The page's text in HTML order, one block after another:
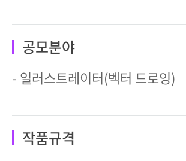
공모분야
- 일러스트레이터(벡터 드로잉)
작품규격